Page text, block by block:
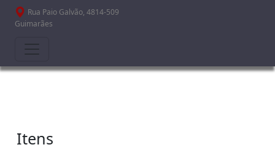
Passar para o conteúdo principal
Rua Paio Galvão, 4814-509
Guimarães
Itens